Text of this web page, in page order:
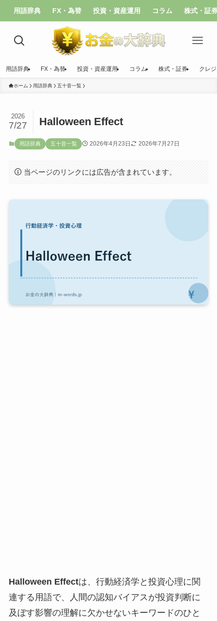
用語辞典 FX・為替 投資・資産運用 コラム 株式・証
用語辞典 FX・為替 投資・資産運用 コラム 株式・証券 クレ
ホーム 用語辞典 五十音一覧
Halloween Effect
2026
7/27
用語辞典 五十音一覧 2026年4月23日 2026年7月27日
当ページのリンクには広告が含まれています。
Halloween Effectは、行動経済学と投資心理に関
連する用語で、人間の認知バイアスが投資判断に
及ぼす影響の理解に欠かせないキーワードのひと